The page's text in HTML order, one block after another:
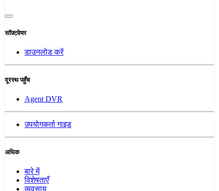
सॉफ़्टवेयर
डाउनलोड करें
दूरस्थ पहुँच
Agent DVR
उपयोगकर्ता गाइड
अधिक
बारे में
विशेषताएँ
व्यवसाय